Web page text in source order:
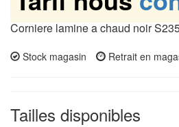
Corniere lamine a chaud noir
Stock magasin Retrait en
Tailles disponibles